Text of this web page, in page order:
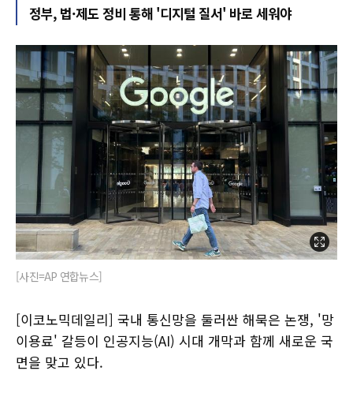
정부, 법·제도 정비 통해 '디지털 질서' 바로 세워야
[사진=AP 연합뉴스]
[이코노믹데일리] 국내 통신망을 둘러싼 해묵은 논쟁, '망
이용료' 갈등이 인공지능(AI) 시대 개막과 함께 새로운 국
면을 맞고 있다.